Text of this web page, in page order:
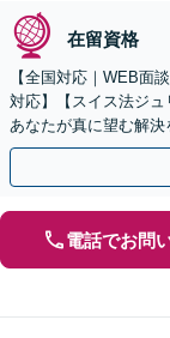
在留資格
【全国対応｜WEB面
対応】【スイス法ジュ
あなたが真に望む解
やかな連絡と粘り強
電話でお問